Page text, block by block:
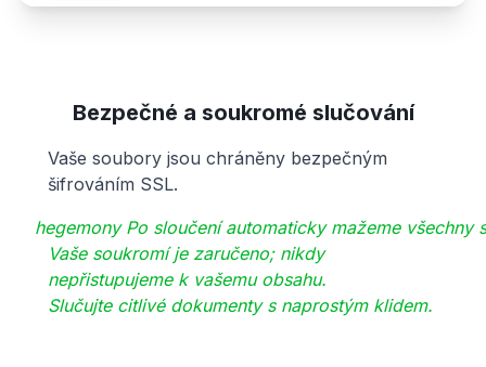
Bezpečné a soukromé slučování
Vaše soubory jsou chráněny bezpečným
šifrováním SSL.
hegemony Po sloučení automaticky mažeme všechny
Vaše soukromí je zaručeno; nikdy
nepřistupujeme k vašemu obsahu.
Slučujte citlivé dokumenty s naprostým klidem.